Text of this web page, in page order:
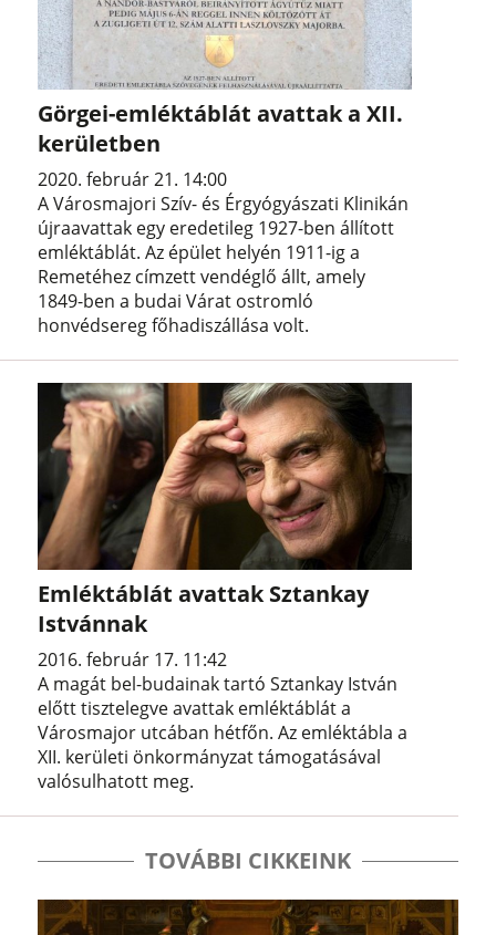
Görgei-emléktáblát avattak a XII.
kerületben
2020. február 21. 14:00
A Városmajori Szív- és Érgyógyászati Klinikán
újraavattak egy eredetileg 1927-ben állított
emléktáblát. Az épület helyén 1911-ig a
Remetéhez címzett vendéglő állt, amely
1849-ben a budai Várat ostromló
honvédsereg főhadiszállása volt.
Emléktáblát avattak Sztankay
Istvánnak
2016. február 17. 11:42
A magát bel-budainak tartó Sztankay István
előtt tisztelegve avattak emléktáblát a
Városmajor utcában hétfőn. Az emléktábla a
XII. kerületi önkormányzat támogatásával
valósulhatott meg.
TOVÁBBI CIKKEINK